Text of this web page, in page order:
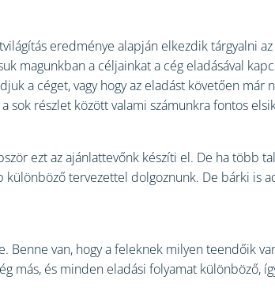
eredménye alapján elkezdik tárgyalni
magunkban a céljainkat a cég eladásával
a céget, vagy hogy az eladást követően már
sok részlet között valami számunkra fontos
ezt az ajánlattevőnk készíti el. De ha több
különböző tervezettel dolgoznunk. De bárki is
van, hogy a feleknek milyen teendőik
más, és minden eladási folyamat különböző,